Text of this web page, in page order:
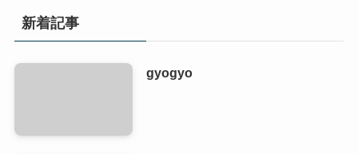
新着記事
gyogyo